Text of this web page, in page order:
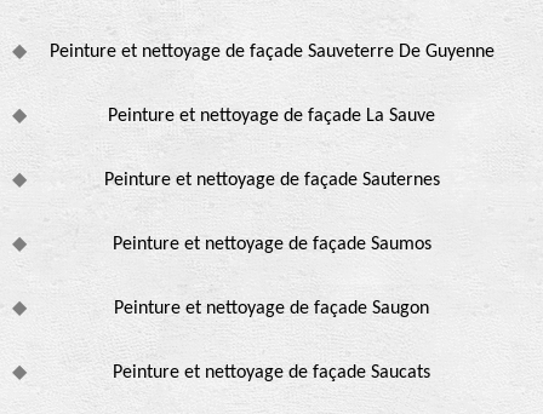
Peinture et nettoyage de façade Sauveterre De Guyenne
Peinture et nettoyage de façade La Sauve
Peinture et nettoyage de façade Sauternes
Peinture et nettoyage de façade Saumos
Peinture et nettoyage de façade Saugon
Peinture et nettoyage de façade Saucats